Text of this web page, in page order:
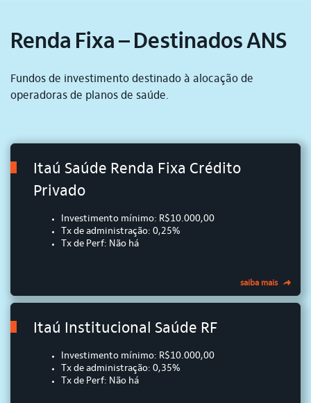
Renda Fixa – Destinados ANS
Fundos de investimento destinado à alocação de
operadoras de planos de saúde.
Itaú Saúde Renda Fixa Crédito
Privado
Investimento mínimo: R$10.000,00
Tx de administração: 0,25%
Tx de Perf: Não há
saiba mais
Itaú Institucional Saúde RF
Investimento mínimo: R$10.000,00
Tx de administração: 0,35%
Tx de Perf: Não há